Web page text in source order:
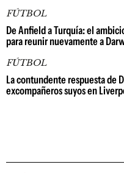
FÚTBOL
De Anfield a Turquía: el
para reunir nuevamente a
FÚTBOL
La contundente respuesta de
excompañeros suyos en